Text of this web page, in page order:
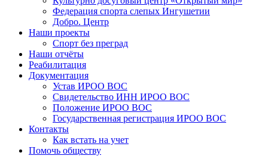
Федерация спорта слепых Ингушетии
Добро. Центр
Наши проекты
Спорт без преград
Наши отчёты
Реабилитация
Документация
Устав ИРОО ВОС
Свидетельство ИНН ИРОО ВОС
Положение ИРОО ВОС
Государственная регистрация ИРОО ВОС
Контакты
Как встать на учет
Помочь обществу